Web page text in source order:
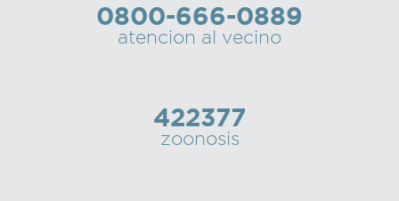
0800-666-0889
atencion al vecino
422377
zoonosis